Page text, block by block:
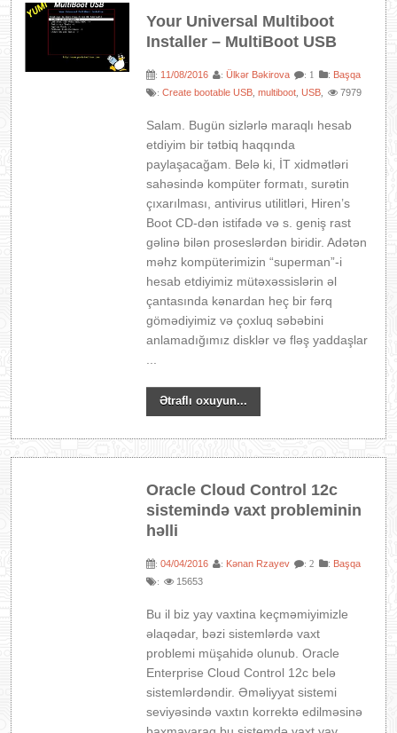
Your Universal Multiboot
Installer – MultiBoot USB
: 11/08/2016 :Ülkər Bəkirova : 1 : Başqa
:Create bootable USB ,multiboot ,USB 7979
Salam. Bugün sizlərlə maraqlı hesab
etdiyim bir tətbiq haqqında
paylaşacağam. Belə ki, İT xidmətləri
sahəsində kompüter formatı, surətin
çıxarılması, antivirus utilitləri, Hiren’s
Boot CD-dən istifadə və s. geniş rast
gəlinə bilən proseslərdən biridir. Adətən
məhz kompüterimizin “superman”-i
hesab etdiyimiz mütəxəssislərin əl
çantasında kənardan heç bir fərq
gömədiyimiz və çoxluq səbəbini
anlamadığımız disklər və fləş yaddaşlar
Ətraflı oxuyun...
Oracle Cloud Control 12c
sistemində vaxt probleminin
həlli
:04/04/2016 : Kənan Rzayev : 2 : Başqa
: 15653
Bu il biz yay vaxtina keçməmiyimizle
əlaqədar, bəzi sistemlərdə vaxt
problemi müşahidə olunub. Oracle
Enterprise Cloud Control 12c belə
sistemlərdəndir. Əməliyyat sistemi
seviyəsində vaxtın korrektə edilməsinə